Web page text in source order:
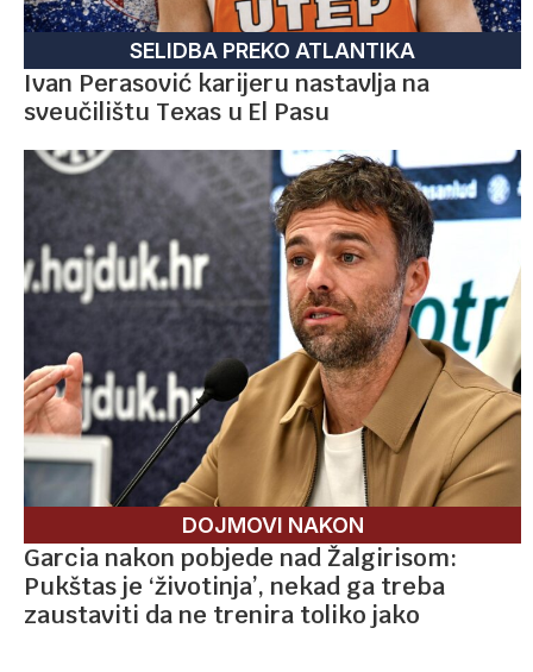
SELIDBA PREKO ATLANTIKA
Ivan Perasović karijeru nastavlja na
sveučilištu Texas u El Pasu
DOJMOVI NAKON
Garcia nakon pobjede nad Žalgirisom:
Pukštas je ‘životinja’, nekad ga treba
zaustaviti da ne trenira toliko jako